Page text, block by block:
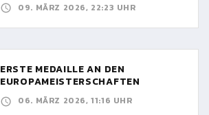
09. MÄRZ 2026, 22:23 UHR
ERSTE MEDAILLE AN DEN
EUROPAMEISTERSCHAFTEN
06. MÄRZ 2026, 11:16 UHR